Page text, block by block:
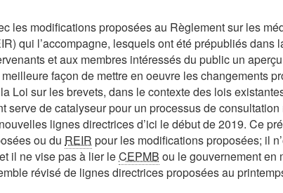
les modifications proposées au Règlement sur les
qui l’accompagne, lesquels ont été prépubliés
et aux membres intéressés du public un
façon de mettre en oeuvre les changements
Loi sur les brevets, dans le contexte des lois
serve de catalyseur pour un processus de
lignes directrices d’ici le début de 2019. Ce
ou du REIR pour les modifications proposées; il
il ne vise pas à lier leCEPMB ou le gouvernement en
révisé de lignes directrices proposées au